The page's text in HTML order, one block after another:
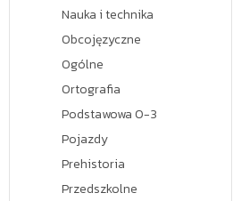
Nauka i technika
Obcojęzyczne
Ogólne
Ortografia
Podstawowa 0-3
Pojazdy
Prehistoria
Przedszkolne